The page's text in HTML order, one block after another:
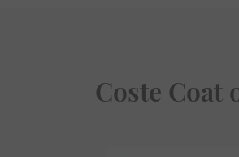
Coste Coat